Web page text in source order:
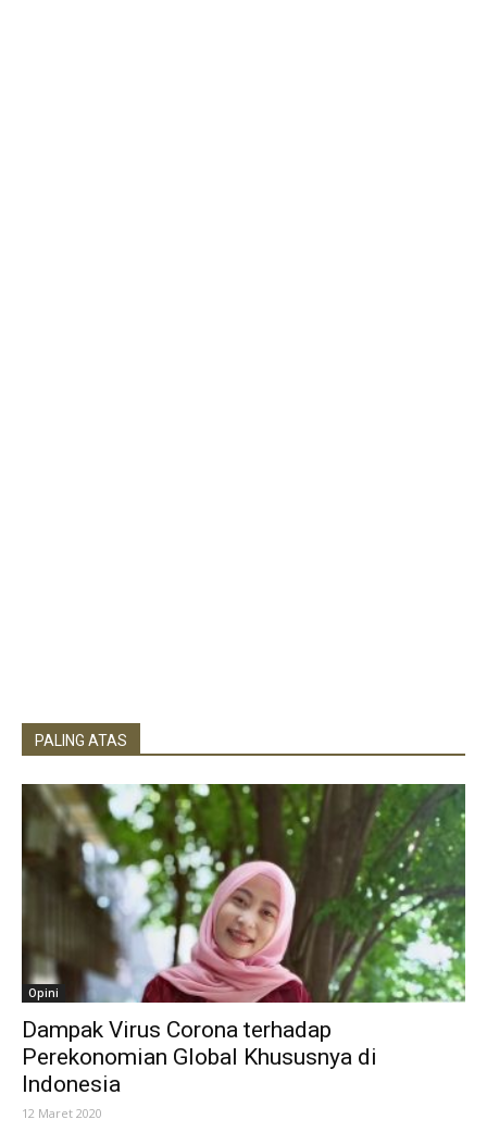
PALING ATAS
Opini
Dampak Virus Corona terhadap
Perekonomian Global Khususnya di
Indonesia
12 Maret 2020